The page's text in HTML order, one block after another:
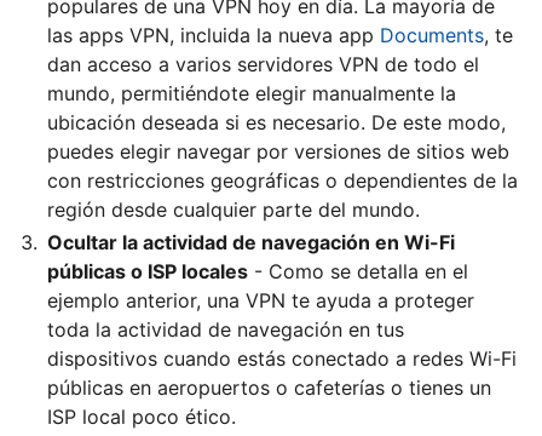
populares de una VPN hoy en día. La mayoría de
las apps VPN, incluida la nueva app Documents, te
dan acceso a varios servidores VPN de todo el
mundo, permitiéndote elegir manualmente la
ubicación deseada si es necesario. De este modo,
puedes elegir navegar por versiones de sitios web
con restricciones geográficas o dependientes de la
región desde cualquier parte del mundo.
Ocultar la actividad de navegación en Wi-Fi
públicas o ISP locales - Como se detalla en el
ejemplo anterior, una VPN te ayuda a proteger
toda la actividad de navegación en tus
dispositivos cuando estás conectado a redes Wi-Fi
públicas en aeropuertos o cafeterías o tienes un
ISP local poco ético.